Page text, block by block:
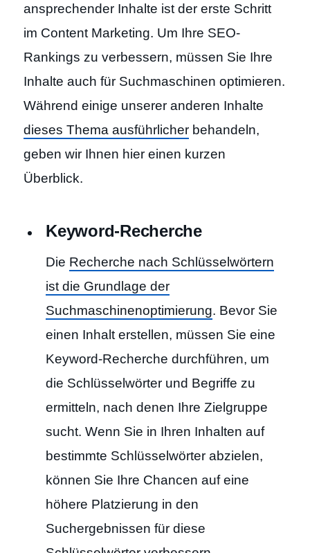
ansprechender Inhalte ist der erste Schritt
im Content Marketing. Um Ihre SEO-
Rankings zu verbessern, müssen Sie Ihre
Inhalte auch für Suchmaschinen optimieren.
Während einige unserer anderen Inhalte
dieses Thema ausführlicher behandeln,
geben wir Ihnen hier einen kurzen
Überblick.
Keyword-Recherche
Die Recherche nach Schlüsselwörtern
ist die Grundlage der
Suchmaschinenoptimierung. Bevor Sie
einen Inhalt erstellen, müssen Sie eine
Keyword-Recherche durchführen, um
die Schlüsselwörter und Begriffe zu
ermitteln, nach denen Ihre Zielgruppe
sucht. Wenn Sie in Ihren Inhalten auf
bestimmte Schlüsselwörter abzielen,
können Sie Ihre Chancen auf eine
höhere Platzierung in den
Suchergebnissen für diese